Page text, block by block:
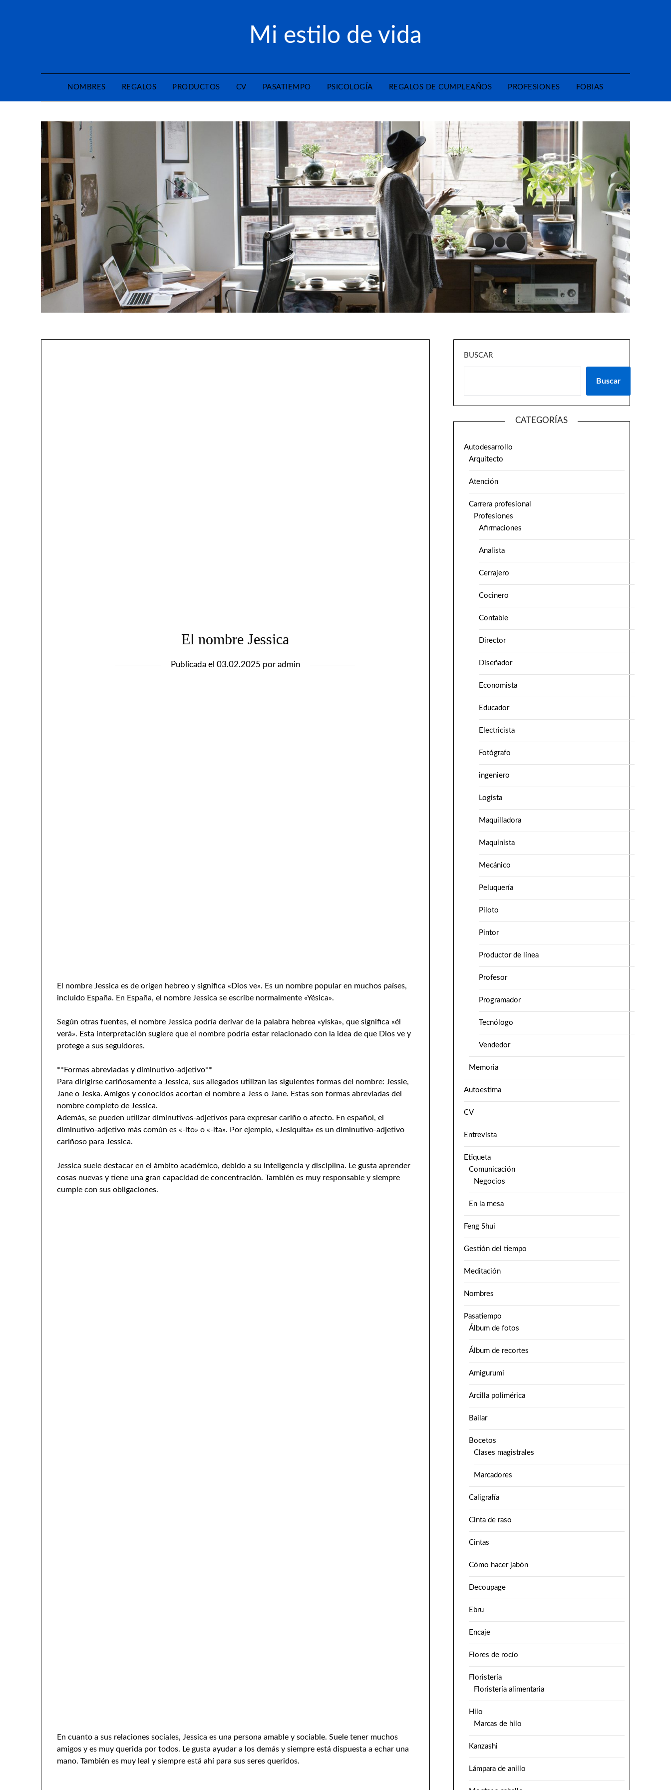
Mi estilo de vida
NOMBRES REGALOS PRODUCTOS CV PASATIEMPO PSICOLOGÍA REGALOS DE CUMPLEAÑOS PROFESIONES FOBIAS
El nombre Jessica
Publicada el 03.02.2025 por admin
El nombre Jessica es de origen hebreo y significa «Dios ve». Es un nombre popular en muchos países,
incluido España. En España, el nombre Jessica se escribe normalmente «Yésica».
Según otras fuentes, el nombre Jessica podría derivar de la palabra hebrea «yiska», que significa «él
verá». Esta interpretación sugiere que el nombre podría estar relacionado con la idea de que Dios ve y
protege a sus seguidores.
**Formas abreviadas y diminutivo-adjetivo**
Para dirigirse cariñosamente a Jessica, sus allegados utilizan las siguientes formas del nombre: Jessie,
Jane o Jeska. Amigos y conocidos acortan el nombre a Jess o Jane. Estas son formas abreviadas del
nombre completo de Jessica.
Además, se pueden utilizar diminutivos-adjetivos para expresar cariño o afecto. En español, el
diminutivo-adjetivo más común es «-ito» o «-ita». Por ejemplo, «Jesiquita» es un diminutivo-adjetivo
cariñoso para Jessica.
Jessica suele destacar en el ámbito académico, debido a su inteligencia y disciplina. Le gusta aprender
cosas nuevas y tiene una gran capacidad de concentración. También es muy responsable y siempre
cumple con sus obligaciones.
En cuanto a sus relaciones sociales, Jessica es una persona amable y sociable. Suele tener muchos
amigos y es muy querida por todos. Le gusta ayudar a los demás y siempre está dispuesta a echar una
mano. También es muy leal y siempre está ahí para sus seres queridos.
BUSCAR
Buscar
CATEGORÍAS
Autodesarrollo
Arquitecto
Atención
Carrera profesional
Profesiones
Afirmaciones
Analista
Cerrajero
Cocinero
Contable
Director
Diseñador
Economista
Educador
Electricista
Fotógrafo
ingeniero
Logista
Maquilladora
Maquinista
Mecánico
Peluquería
Piloto
Pintor
Productor de línea
Profesor
Programador
Tecnólogo
Vendedor
Memoria
Autoestima
CV
Entrevista
Etiqueta
Comunicación
Negocios
En la mesa
Feng Shui
Gestión del tiempo
Meditación
Nombres
Pasatiempo
Álbum de fotos
Álbum de recortes
Amigurumi
Arcilla polimérica
Bailar
Bocetos
Clases magistrales
Marcadores
Caligrafía
Cinta de raso
Cintas
Cómo hacer jabón
Decoupage
Ebru
Encaje
Flores de rocío
Floristería
Floristería alimentaria
Hilo
Marcas de hilo
Kanzashi
Lámpara de anillo